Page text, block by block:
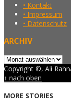
• Kontakt
• Impressum
• Datenschutz
ARCHIV
Archiv
Copyright ©, Ali
↑ nach oben
MORE STORIES